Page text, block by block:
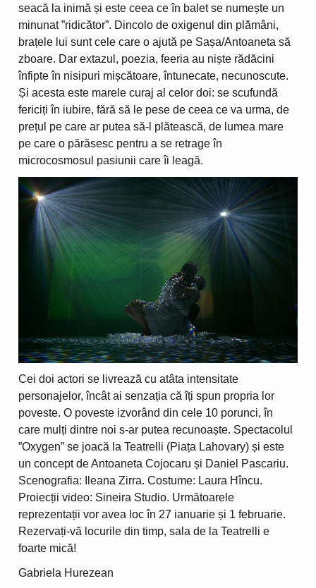
seacă la inimă și este ceea ce în balet se numește un
minunat ”ridicător”. Dincolo de oxigenul din plămâni,
brațele lui sunt cele care o ajută pe Sașa/Antoaneta să
zboare. Dar extazul, poezia, feeria au niște rădăcini
înfipte în nisipuri mișcătoare, întunecate, necunoscute.
Și acesta este marele curaj al celor doi: se scufundă
fericiți în iubire, fără să le pese de ceea ce va urma, de
prețul pe care ar putea să-l plătească, de lumea mare
pe care o părăsesc pentru a se retrage în
microcosmosul pasiunii care îi leagă.
Cei doi actori se livrează cu atâta intensitate
personajelor, încât ai senzația că îți spun propria lor
poveste. O poveste izvorând din cele 10 porunci, în
care mulți dintre noi s-ar putea recunoaște. Spectacolul
”Oxygen” se joacă la Teatrelli (Piața Lahovary) și este
un concept de Antoaneta Cojocaru și Daniel Pascariu.
Scenografia: Ileana Zirra. Costume: Laura Hîncu.
Proiecții video: Sineira Studio. Următoarele
reprezentații vor avea loc în 27 ianuarie și 1 februarie.
Rezervați-vă locurile din timp, sala de la Teatrelli e
foarte mică!
Gabriela Hurezean